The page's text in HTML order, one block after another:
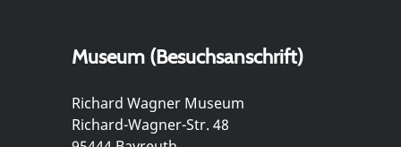
Museum (Besuchsanschrift)
Richard Wagner Museum
Richard-Wagner-Str. 48